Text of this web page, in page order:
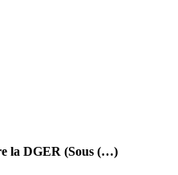
la DGER (Sous (…)